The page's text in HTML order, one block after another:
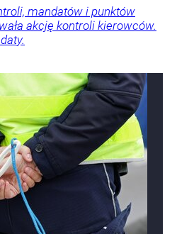
mandatów i punktów
akcję kontroli kierowców.